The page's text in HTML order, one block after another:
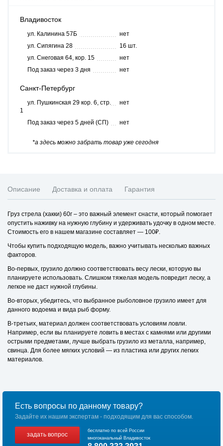
Владивосток
ул. Калинина 57Б
нет
ул. Сипягина 28
16 шт.
ул. Снеговая 64, кор. 15
нет
Под заказ через 3 дня
нет
Санкт-Петербург
ул. Пушкинская 29 кор. 6, стр.
1
нет
Под заказ через 5 дней (СП) нет
*а здесь можно забрать товар уже сегодня
Описание Доставка и оплата Гарантия
Груз стрела (хакки) 60г – это важный элемент снасти, который помогает
опустить наживку на нужную глубину и удерживать удочку в одном месте.
Стоимость его в нашем магазине составляет — 100₽.
Чтобы купить подходящую модель, важно учитывать несколько важных
факторов.
Во-первых, грузило должно соответствовать весу лески, которую вы
планируете использовать. Слишком тяжелая модель повредит леску, а
легкое не даст нужной глубины.
Во-вторых, убедитесь, что выбранное рыболовное грузило имеет для
данного водоема и вида рыб форму.
В-третьих, материал должен соответствовать условиям ловли.
Например, если вы планируете ловить в местах с камнями или другими
острыми предметами, лучше выбрать грузило из металла, например,
свинца. Для более мягких условий — из пластика или других легких
материалов.
Есть вопросы по данному товару?
Задайте их нашим экспертам - подходящим для вас способом.
задать вопрос
бесплатно по всей России
многоканальный Владивосток